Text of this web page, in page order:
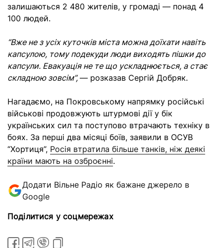
залишаються 2 480 жителів, у громаді — понад 4
100 людей.
“Вже не з усіх куточків міста можна доїхати навіть
капсулою, тому подекуди люди виходять пішки до
капсули. Евакуація не те що ускладнюється, а стає
складною зовсім”, — розказав Сергій Добряк.
Нагадаємо, на Покровському напрямку російські
військові продовжують штурмові дії у бік
українських сил та поступово втрачають техніку в
боях. За перші два місяці боїв, заявили в ОСУВ
“Хортиця”, Росія втратила більше танків, ніж деякі
країни мають на озброєнні.
Додати Вільне Радіо як бажане джерело в
Google
Поділитися у соцмережах